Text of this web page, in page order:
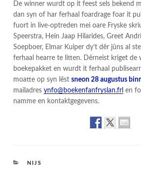
De winner wurdt op it feest sels bekend
dan syn of har ferhaal foardrage foar it
fuort in live-optreden mei oare Fryske
Speerstra, Hein Jaap Hilarides, Greet
Soepboer, Elmar Kuiper dy’t dêr jûns al
ferhaal hearre te litten. Dêrneist kriget de
boekepakket en wurdt it ferhaal
moatte op syn lêst sneon 28 augustus
mailadres ynfo@boekenfanfryslan.frl en
namme en kontaktgegevens.
CATEGORIES
NIJS